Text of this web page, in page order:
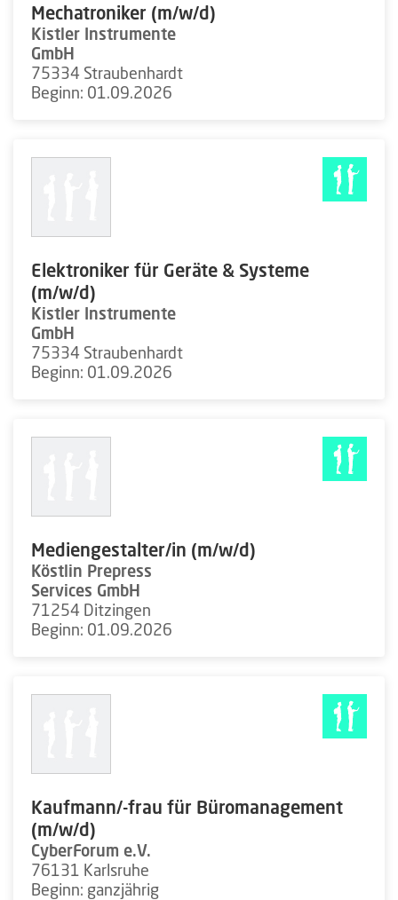
Mechatroniker (m/w/d)
Kistler Instrumente
GmbH
75334 Straubenhardt
Beginn: 01.09.2026
Elektroniker für Geräte & Systeme
(m/w/d)
Kistler Instrumente
GmbH
75334 Straubenhardt
Beginn: 01.09.2026
Mediengestalter/in (m/w/d)
Köstlin Prepress
Services GmbH
71254 Ditzingen
Beginn: 01.09.2026
Kaufmann/-frau für Büromanagement
(m/w/d)
CyberForum e.V.
76131 Karlsruhe
Beginn: ganzjährig